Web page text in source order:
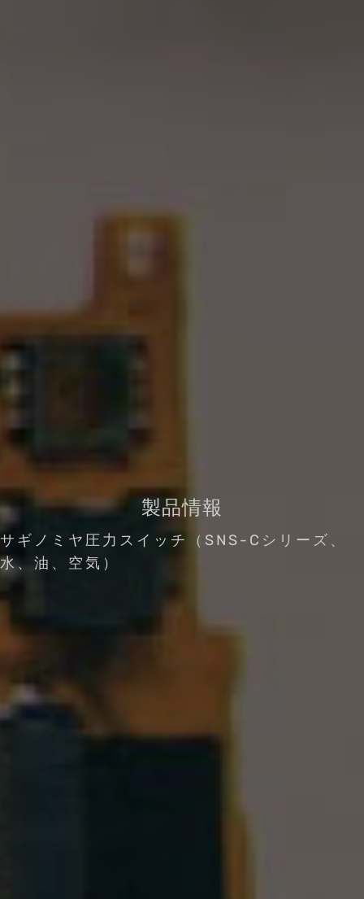
製品情報
サギノミヤ圧力スイッチ（SNS-Cシリーズ、
水、油、空気）